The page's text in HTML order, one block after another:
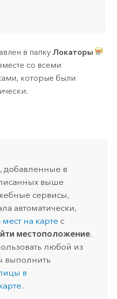
в папку Локаторы
со всеми
которые были
добавленные в
выше
сервисы,
автоматически,
на карте с
местоположение.
любой из
выполнить
в
.